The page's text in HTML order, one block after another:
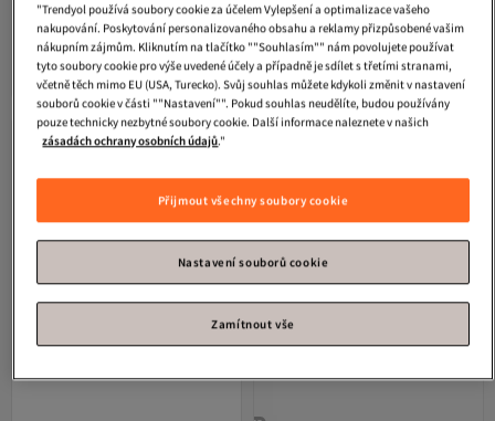
Crocs
Klasické sandály Crush
Unisex béžové sandály
(79)
Nejnižší cena za 30 dní
Doprava zdarma
Nejnižší cena za 30 dní
1 234Kč
Crocs
Crocband Beige Beige
Unisex Pantofle 11016-1as
4.5 (1230)
Doprava zdarma
1 379Kč
"Trendyol používá soubory cookie za účelem Vylepšení a optimalizace vašeho
nakupování. Poskytování personalizovaného obsahu a reklamy přizpůsobené vašim
nákupním zájmům. Kliknutím na tlačítko ""Souhlasím"" nám povolujete používat
tyto soubory cookie pro výše uvedené účely a případně je sdílet s třetími stranami,
včetně těch mimo EU (USA, Turecko). Svůj souhlas můžete kdykoli změnit v nastavení
souborů cookie v části ""Nastavení"". Pokud souhlas neudělíte, budou používány
pouze technicky nezbytné soubory cookie. Další informace naleznete v našich
zásadách ochrany osobních údajů."
Přijmout všechny soubory cookie
Nastavení souborů cookie
Zamítnout vše